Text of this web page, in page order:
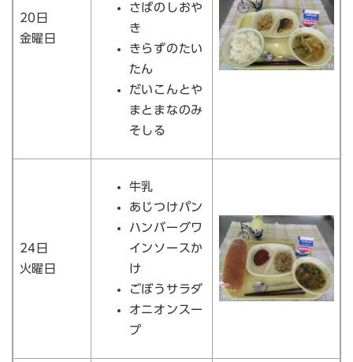
20日
金曜日
さばのしおや
き
きらずのたい
たん
だいこんとや
まとまなのみ
そしる
24日
火曜日
牛乳
あじつけパン
ハンバーグワ
インソースか
け
ごぼうサラダ
オニオンスー
プ